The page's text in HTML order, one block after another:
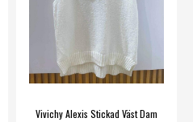
Vivichy Alexis Stickad Väst Dam